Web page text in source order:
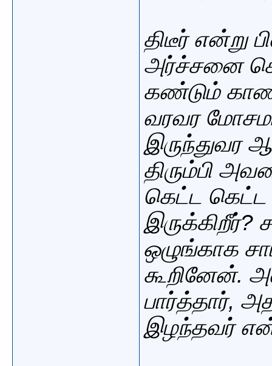
திடீர் என்று
அர்ச்சனை
கண்டும்
வரவர
இருந்துவர
திரும்பி
கெட்ட
இருக்கிறீர்?
ஒழுங்காக
கூறினேன்.
பார்த்தார்,
இழந்தவர்